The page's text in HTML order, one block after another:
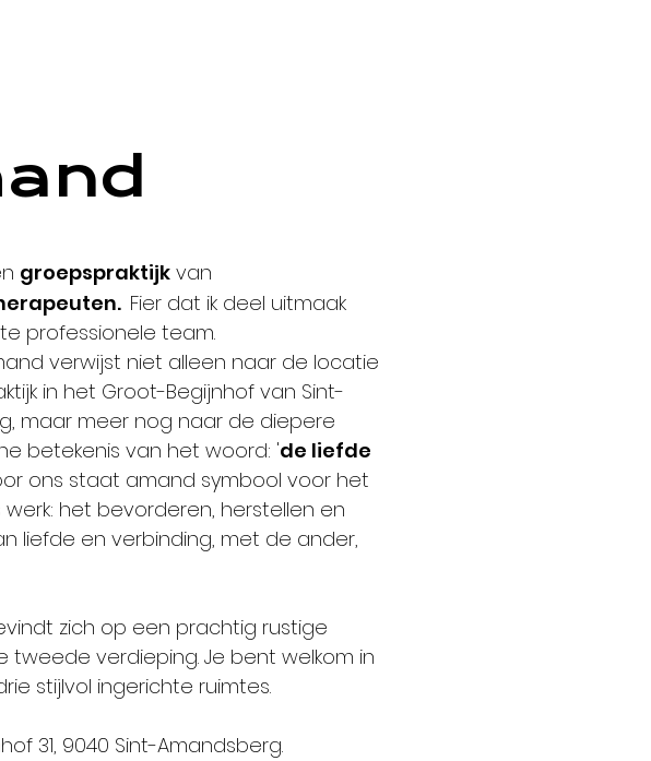
nd
groepspraktijk van
Fier dat ik deel uitmaak
professionele team.
verwijst niet alleen naar de locatie
in het Groot-Begijnhof van Sint-
maar meer nog naar de diepere
betekenis van het woord: 'de liefde
ons staat amand symbool voor het
het bevorderen, herstellen en
liefde en verbinding, met de ander,
zich op een prachtig rustige
tweede verdieping. Je bent welkom in
stijlvol ingerichte ruimtes.
31, 9040 Sint-Amandsberg.